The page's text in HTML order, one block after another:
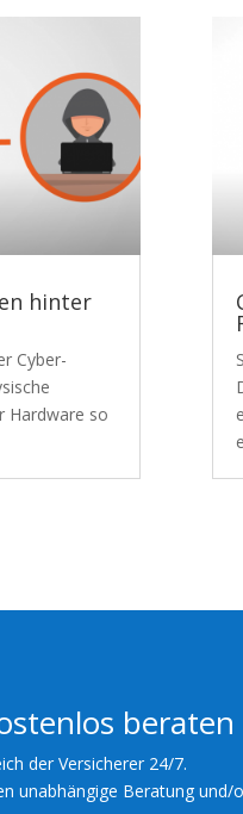
hinter
Cyber-
Hardware so
der Versicherer 24/7.
unabhängige Beratung